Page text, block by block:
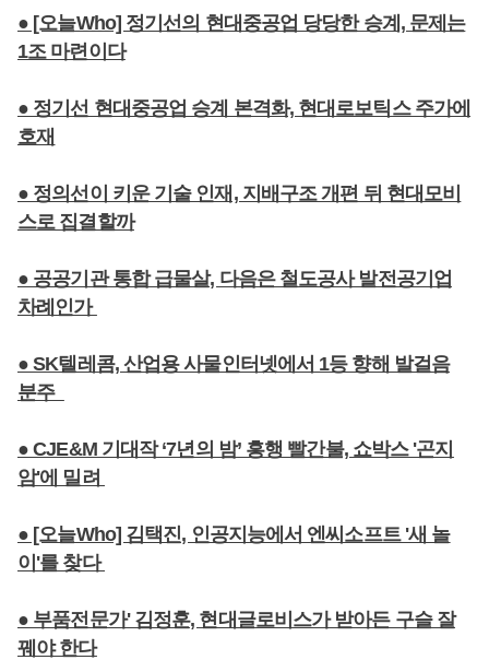
● [오늘Who] 정기선의 현대중공업 당당한 승계, 문제는
1조 마련이다
● 정기선 현대중공업 승계 본격화, 현대로보틱스 주가에
호재
● 정의선이 키운 기술 인재, 지배구조 개편 뒤 현대모비
스로 집결할까
● 공공기관 통합 급물살, 다음은 철도공사 발전공기업
차례인가
● SK텔레콤, 산업용 사물인터넷에서 1등 향해 발걸음
분주
● CJE&M 기대작 ‘7년의 밤’ 흥행 빨간불, 쇼박스 '곤지
암'에 밀려
● [오늘Who] 김택진, 인공지능에서 엔씨소프트 '새 놀
이'를 찾다
● 부품전문가' 김정훈, 현대글로비스가 받아든 구슬 잘
꿰야 한다